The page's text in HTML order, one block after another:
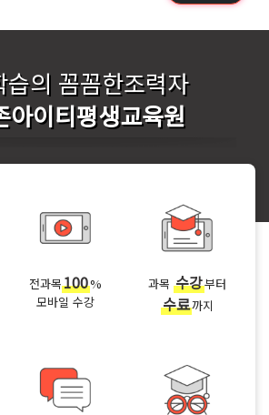
습의 꼼꼼한조력자
아이티평생교육원
전과목100%
모바일 수강
과목수강부터
수료까지